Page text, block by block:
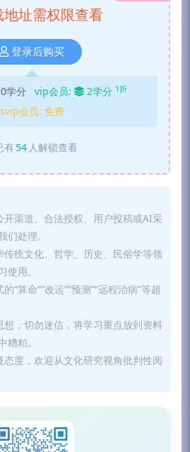
地址需权限查看
登录后购买
学分 vip会员: 2学分 1折
svip会员: 免费
有 54 人解锁查看
渠道、合法授权、用户投稿或AI采
们处理。
统文化、哲学、历史、民俗学等领
使用。
“算命”“改运”“预测”“远程治病”等超
，切勿迷信，将学习重点放到资料
糟粕。
度，欢迎从文化研究视角批判性阅